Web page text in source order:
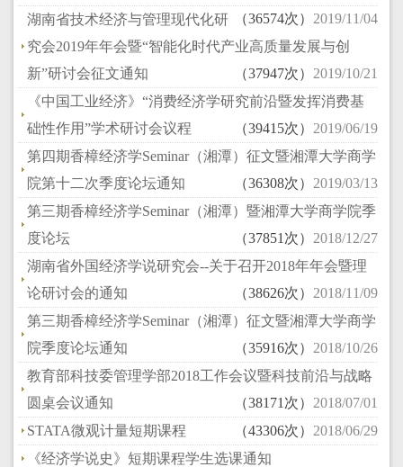
（36574次） 2019/11/04
湖南省技术经济与管理现代化研
究会2019年年会暨“智能化时代产业高质量发展与创
新”研讨会征文通知
（37947次） 2019/10/21
《中国工业经济》“消费经济学研究前沿暨发挥消费基
础性作用”学术研讨会议程
（39415次） 2019/06/19
第四期香樟经济学Seminar（湘潭）征文暨湘潭大学商学
院第十二次季度论坛通知
（36308次） 2019/03/13
第三期香樟经济学Seminar（湘潭）暨湘潭大学商学院季
度论坛
（37851次） 2018/12/27
湖南省外国经济学说研究会--关于召开2018年年会暨理
论研讨会的通知
（38626次） 2018/11/09
第三期香樟经济学Seminar（湘潭）征文暨湘潭大学商学
院季度论坛通知
（35916次） 2018/10/26
教育部科技委管理学部2018工作会议暨科技前沿与战略
圆桌会议通知
（38171次） 2018/07/01
STATA微观计量短期课程
（43306次） 2018/06/29
《经济学说史》短期课程学生选课通知